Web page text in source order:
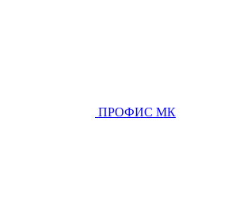
ПРОФИС МК